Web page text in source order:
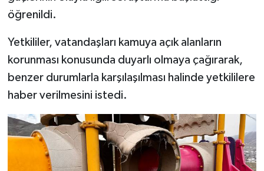
öğrenildi.
Yetkililer, vatandaşları kamuya açık alanların
korunması konusunda duyarlı olmaya çağırarak,
benzer durumlarla karşılaşılması halinde yetkililere
haber verilmesini istedi.